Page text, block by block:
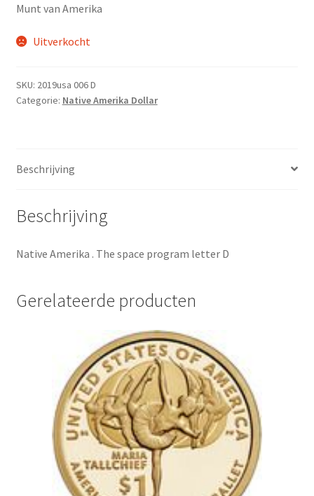
Munt van Amerika
Uitverkocht
SKU: 2019usa 006 D
Categorie: Native Amerika Dollar
Beschrijving
Beschrijving
Native Amerika . The space program letter D
Gerelateerde producten